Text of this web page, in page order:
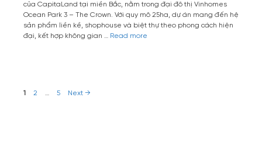
của CapitaLand tại miền Bắc, nằm trong đại đô thị Vinhomes
Ocean Park 3 – The Crown. Với quy mô 25ha, dự án mang đến hệ
sản phẩm liền kề, shophouse và biệt thự theo phong cách hiện
đại, kết hợp không gian … Read more
Post
Page
1 Page
2 … Page
5 Next →